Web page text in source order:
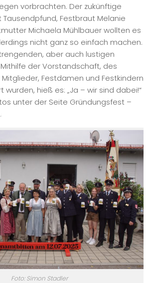
vorbrachten. Der zukünftige
Tausendpfund, Festbraut Melanie
Michaela Mühlbauer wollten es
nicht ganz so einfach machen.
aber auch lustigen
der Vorstandschaft, des
Festdamen und Festkindern
hieß es: „Ja – wir sind dabei!“
unter der Seite Gründungsfest –
Foto: Simon Stadler